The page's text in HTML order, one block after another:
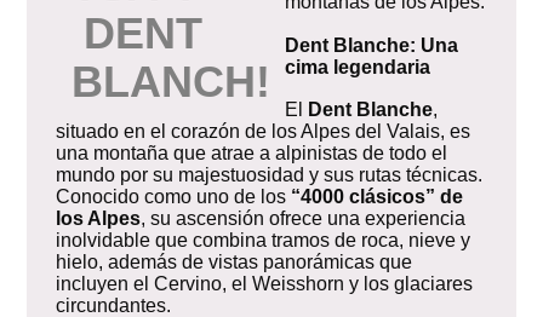
DENT
BLANCH!
Dent Blanche: Una
cima legendaria
El Dent Blanche,
situado en el corazón de los Alpes del Valais, es
una montaña que atrae a alpinistas de todo el
mundo por su majestuosidad y sus rutas técnicas.
Conocido como uno de los “4000 clásicos” de
los Alpes, su ascensión ofrece una experiencia
inolvidable que combina tramos de roca, nieve y
hielo, además de vistas panorámicas que
incluyen el Cervino, el Weisshorn y los glaciares
circundantes.